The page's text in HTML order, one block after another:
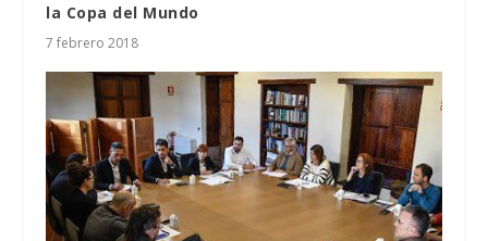
la Copa del Mundo
7 febrero 2018